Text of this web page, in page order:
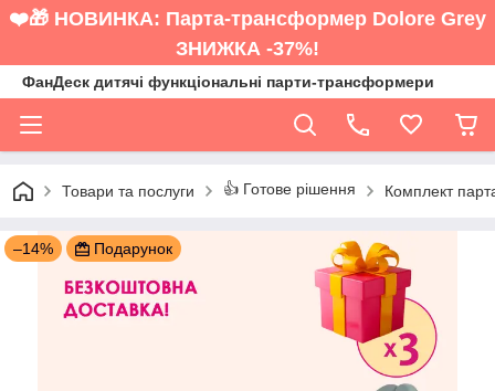
❤️🎁 НОВИНКА: Парта-трансформер Dolore Grey
ЗНИЖКА -37%!
ФанДеск дитячі функціональні парти-трансформери
Товари та послуги 👍 Готове рішення Комплект
–14% Подарунок